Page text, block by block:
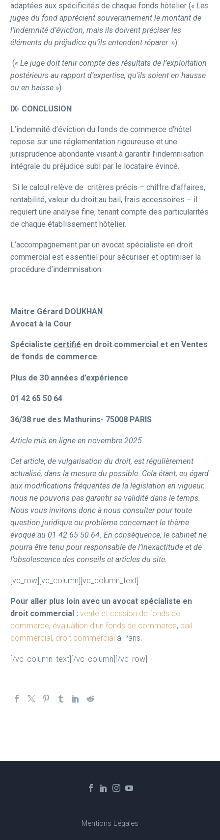
adaptées aux spécificités de chaque fonds hôtelier (« Les
juges du fond apprécient souverainement le montant de
l’indemnité d’éviction, mais ils doivent préciser les
éléments du préjudice qu’ils entendent réparer. »)
(« Le juge doit tenir compte des résultats de l’exploitation
postérieurs au rapport d’expertise, qu’ils soient en hausse
ou en baisse »)
IX- CONCLUSION
L’indemnité d’éviction du fonds de commerce d’hôtel
repose sur une réglementation rigoureuse et une
jurisprudence abondante visant à garantir l’indemnisation
intégrale du préjudice subi par le locataire évincé.
Si le calcul relève de critères précis – chiffre d’affaires,
rentabilité, valeur du droit au bail, frais accessoires – il
requiert une analyse fine, tenant compte des particularités
de chaque établissement hôtelier.
L’accompagnement par un avocat spécialiste en droit
commercial est essentiel pour sécuriser et optimiser la
procédure d’indemnisation.
Maitre Gérard DOUKHAN
Avocat à la Cour
Spécialiste certifié en droit commercial et en Ventes
de fonds de commerce
Plus de 30 années d’expérience
01 42 65 50 64
36/38 rue des Mathurins- 75008 PARIS
Article mis en ligne en novembre 2025.
Cet article, de vulgarisation du droit, est régulièrement
actualisé, dans la mesure du possible. Cela étant, eu égard
aux modifications fréquentes de la législation en vigueur,
nous ne pouvons pas garantir sa validité dans le temps.
Nous vous invitons donc à nous consulter pour toute
question juridique ou problème concernant le thème
évoqué au 01 42 65 50 64. En conséquence, le cabinet ne
pourra être tenu pour responsable de l’inexactitude et de
l’obsolescence des conseils et articles du site.
[vc_row][vc_column][vc_column_text]
Pour aller plus loin avec un avocat spécialiste en
droit commercial : vente et cession de fonds de
commerce, évaluation d’un fonds de commerce, bail
commercial , droit commercial à Paris.
[/vc_column_text][/vc_column][/vc_row]
Mentions Légales